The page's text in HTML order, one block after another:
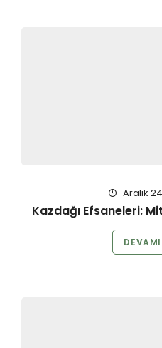
Aralık
Kazdağı Efsaneleri: